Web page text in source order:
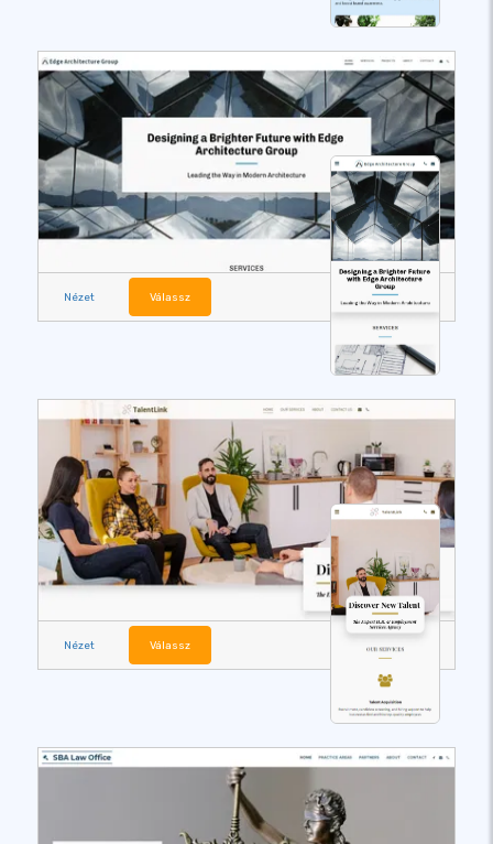
Nézet Válassz
Nézet Válassz